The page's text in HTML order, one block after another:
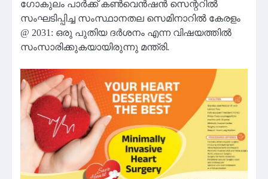
ഗോകുലം പാർക്ക്‌ കൺവെൻഷൻ സെന്ററിൽ
സംഘടിപ്പിച്ച സംസ്ഥാനതല സെമിനാറിൽ കേരളം
@ 2031: ഒരു പുതിയ ദർശനം എന്ന വിഷയത്തിൽ
സംസാരിക്കുകയായിരുന്നു മന്ത്രി.